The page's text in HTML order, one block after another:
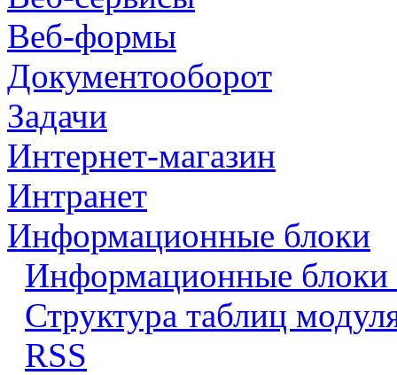
Веб-формы
Документооборот
Задачи
Интернет-магазин
Интранет
Информационные блоки
Информационные блоки
Структура таблиц
RSS